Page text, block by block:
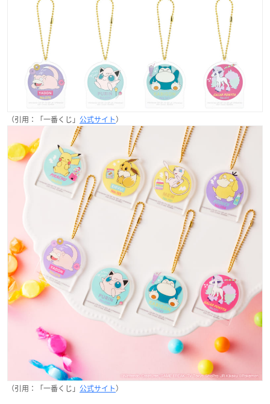
（引用：「一番くじ」 公式サイト）
（引用：「一番くじ」 公式サイト）